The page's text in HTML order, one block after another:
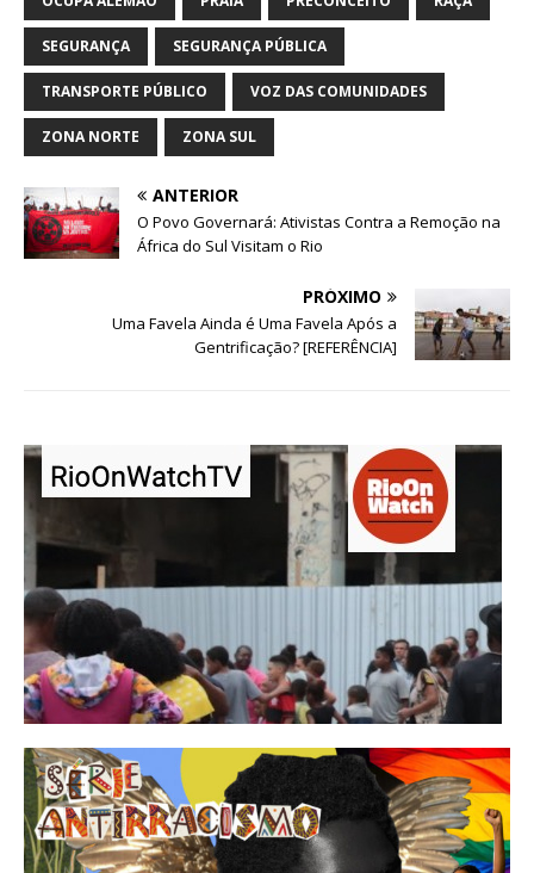
SEGURANÇA SEGURANÇA PÚBLICA
TRANSPORTE PÚBLICO VOZ DAS COMUNIDADES
ZONA NORTE ZONA SUL
ANTERIOR
O Povo Governará: Ativistas Contra a Remoção na
África do Sul Visitam o Rio
PRÓXIMO
Uma Favela Ainda é Uma Favela Após a
Gentrificação? [REFERÊNCIA]